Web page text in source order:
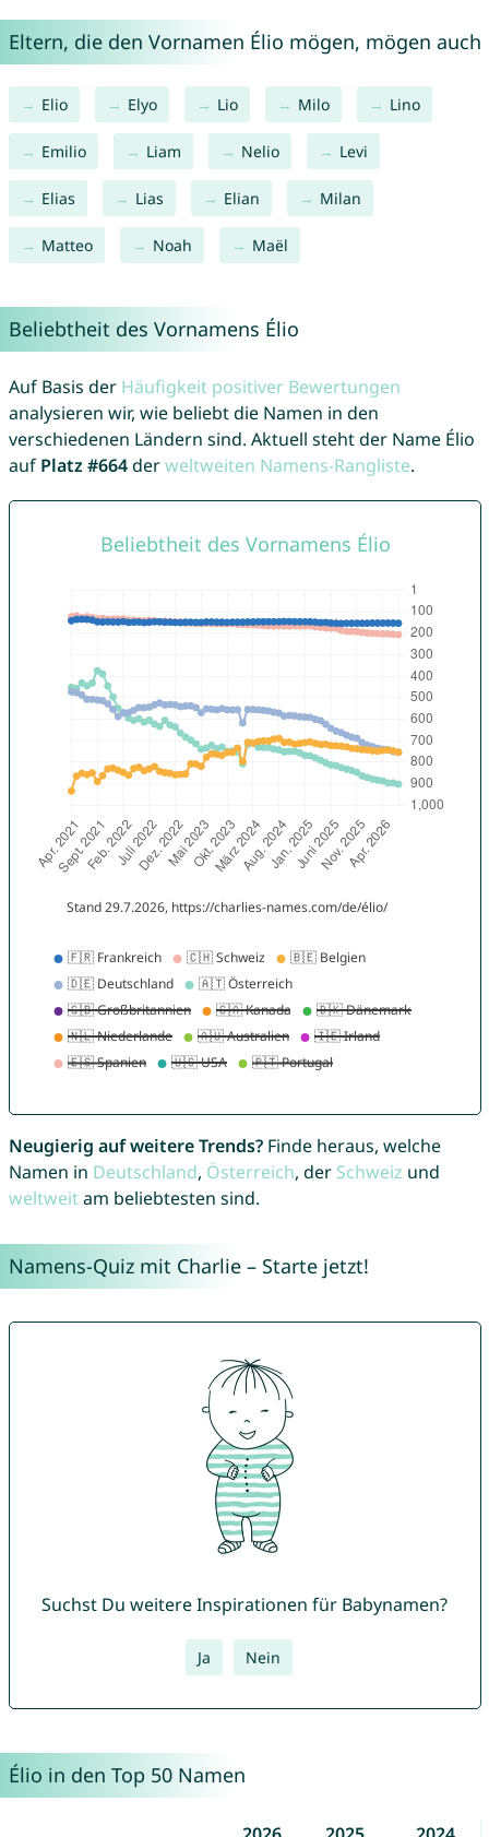
Eltern, die den Vornamen Élio mögen, mögen auch
Elio Elyo Lio Milo Lino
Emilio Liam Nelio Levi
Elias Lias Elian Milan
Matteo Noah Maël
Beliebtheit des Vornamens Élio
Auf Basis der Häufigkeit positiver Bewertungen
analysieren wir, wie beliebt die Namen in den
verschiedenen Ländern sind. Aktuell steht der Name Élio
auf Platz #664derweltweiten Namens-Rangliste.
Neugierig auf weitere Trends?Finde heraus, welche
Namen in Deutschland, Österreich, der Schweiz und
weltweitam beliebtesten sind.
Namens-Quiz mit Charlie – Starte jetzt!
Suchst Du weitere Inspirationen für Babynamen?
Ja Nein
Élio in den Top 50 Namen